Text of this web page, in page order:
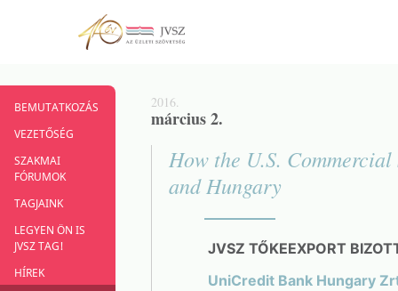
2016.
március 2.
How the U.S.
and Hungary
JVSZ TŐKEEXPORT
UniCredit Bank Hungary
BEMUTATKOZÁS
VEZETŐSÉG
SZAKMAI
FÓRUMOK
TAGJAINK
LEGYEN ÖN IS
JVSZ TAG!
HÍREK